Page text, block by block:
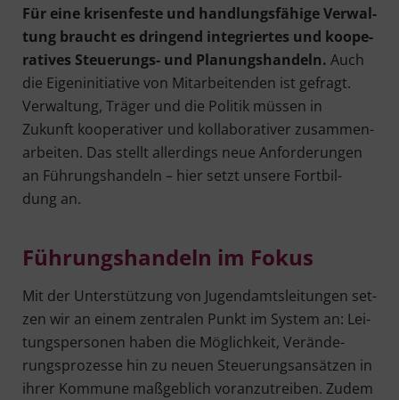
Für eine kri­sen­fes­te und hand­lungs­fä­hi­ge Ver­wal­
tung braucht es drin­gend inte­grier­tes und koope­
ra­ti­ves Steue­rungs- und Pla­nungs­han­deln. Auch
die Eigen­in­itia­ti­ve von Mit­ar­bei­ten­den ist gefragt.
Ver­wal­tung, Trä­ger und die Poli­tik müs­sen in
Zukunft koope­ra­ti­ver und kol­la­bo­ra­ti­ver zusam­men­
ar­bei­ten. Das stellt aller­dings neue Anfor­de­run­gen
an Füh­rungs­han­deln – hier setzt unse­re Fort­bil­
dung an.
Füh­rungs­han­deln im Fokus
Mit der Unter­stüt­zung von Jugend­amts­lei­tun­gen set­
zen wir an einem zen­tra­len Punkt im Sys­tem an: Lei­
tungs­per­so­nen haben die Mög­lich­keit, Ver­än­de­
rungs­pro­zes­se hin zu neu­en Steue­rungs­an­sät­zen in
ihrer Kom­mu­ne maß­geb­lich vor­an­zu­trei­ben. Zudem